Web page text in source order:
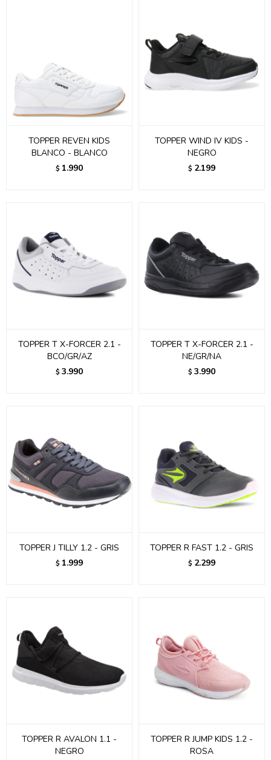
TOPPER REVEN KIDS
BLANCO - BLANCO
$ 1.990
TOPPER WIND IV KIDS -
NEGRO
$ 2.199
TOPPER T X-FORCER 2.1 -
BCO/GR/AZ
$ 3.990
TOPPER T X-FORCER 2.1 -
NE/GR/NA
$ 3.990
TOPPER J TILLY 1.2 - GRIS
$ 1.999
TOPPER R FAST 1.2 - GRIS
$ 2.299
TOPPER R AVALON 1.1 -
NEGRO
TOPPER R JUMP KIDS 1.2 -
ROSA